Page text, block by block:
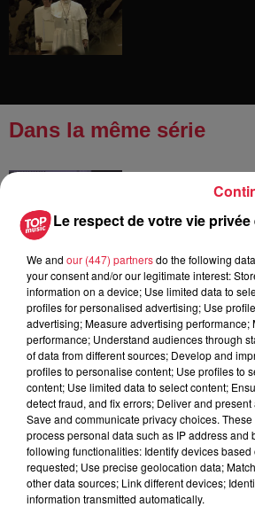
Dans la même série
DIS ÉS !
DIS ÉS ! La
Responsable -
Le respect de votre vie
We and our (447) partnersdo the following
your consent and/or our legitimate interest:
information on a device; Use limited data to
profiles for personalised advertising; Use
advertising; Measure advertising performance;
performance; Understand audiences through
of data from different sources; Develop and
profiles to personalise content; Use profiles to
content; Use limited data to select content;
detect fraud, and fix errors; Deliver and
Save and communicate privacy choices.
process personal data such as IP address and
following functionalities: Identify devices
requested; Use precise geolocation data;
other data sources; Link different devices;
information transmitted automatically.